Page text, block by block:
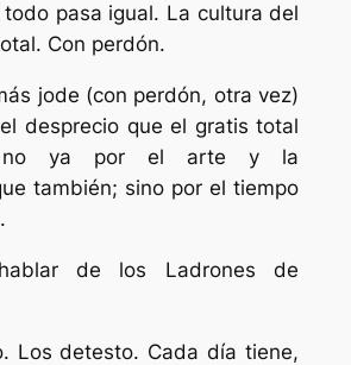
pasa igual. La cultura del
Con perdón.
jode (con perdón, otra vez)
desprecio que el gratis total
no ya por el arte y la
también; sino por el tiempo
de los Ladrones de
Los detesto. Cada día tiene,